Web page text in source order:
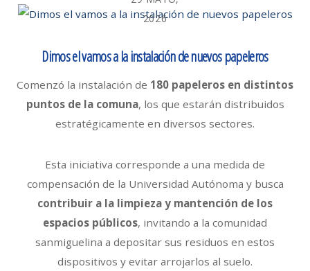
2026
Dimos el vamos a la instalación de nuevos papeleros
Comenzó la instalación de 180 papeleros en distintos
puntos de la comuna, los que estarán distribuidos
estratégicamente en diversos sectores.
Esta iniciativa corresponde a una medida de
compensación de la Universidad Autónoma y busca
contribuir a la limpieza y mantención de los
espacios públicos, invitando a la comunidad
sanmiguelina a depositar sus residuos en estos
dispositivos y evitar arrojarlos al suelo.